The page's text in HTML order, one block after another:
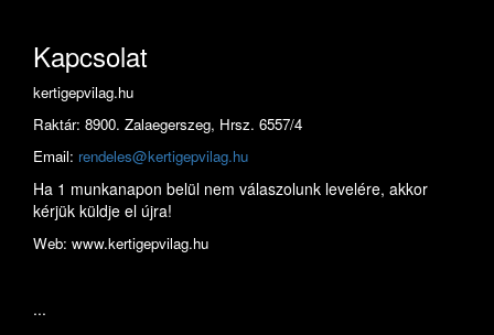
Kapcsolat
kertigepvilag.hu
Raktár: 8900. Zalaegerszeg, Hrsz. 6557/4
Email: rendeles@kertigepvilag.hu
Ha 1 munkanapon belül nem válaszolunk levelére, akkor
kérjük küldje el újra!
Web: www.kertigepvilag.hu
...